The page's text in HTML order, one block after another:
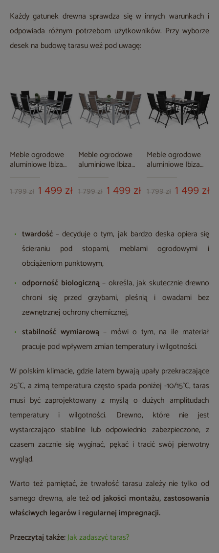
Każdy gatunek drewna sprawdza się w innych warunkach i
odpowiada różnym potrzebom użytkowników. Przy wyborze
desek na budowę tarasu weź pod uwagę:
Meble ogrodowe
aluminiowe Ibiza
Black 6+1
1 799 zł 1 499 zł
Meble ogrodowe
aluminiowe Ibiza
Taupe 6+1
1 799 zł 1 499 zł
Meble ogrodowe
aluminiowe Ibiza
Black 6+1
1 799 zł 1 499 zł
twardość – decyduje o tym, jak bardzo deska opiera się
ścieraniu pod stopami, meblami ogrodowymi i
obciążeniom punktowym,
odporność biologiczną– określa, jak skutecznie drewno
chroni się przed grzybami, pleśnią i owadami bez
zewnętrznej ochrony chemicznej,
stabilność wymiarową– mówi o tym, na ile materiał
pracuje pod wpływem zmian temperatury i wilgotności.
W polskim klimacie, gdzie latem bywają upały przekraczające
25°C, a zimą temperatura często spada poniżej -10/15°C, taras
musi być zaprojektowany z myślą o dużych amplitudach
temperatury i wilgotności. Drewno, które nie jest
wystarczająco stabilne lub odpowiednio zabezpieczone, z
czasem zacznie się wyginać, pękać i tracić swój pierwotny
wygląd.
Warto też pamiętać, że trwałość tarasu zależy nie tylko od
samego drewna, ale teżod jakości montażu, zastosowania
właściwych legarów i regularnej impregnacji.
Przeczytaj także:Jak zadaszyć taras?